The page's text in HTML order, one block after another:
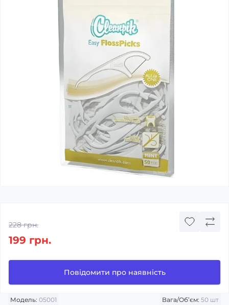
Модель: 05001 Вага/Об’єм: 50 шт
228 грн.
199 грн.
Повідомити про наявність